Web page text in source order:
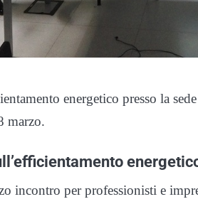
energetico presso la
marzo.
incontro per professionisti e